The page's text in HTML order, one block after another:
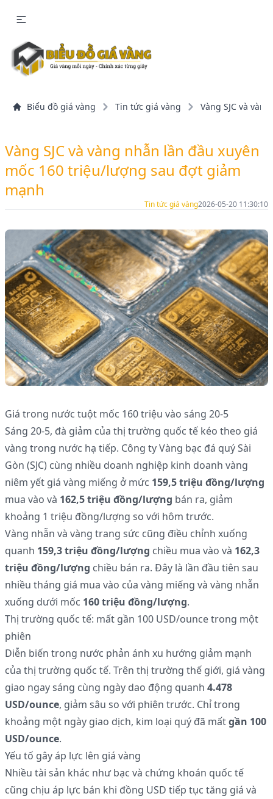
Biểu đồ giá vàng Tin tức giá vàng Vàng SJC và
Vàng SJC và vàng nhẫn lần đầu xuyên
mốc 160 triệu/lượng sau đợt giảm
mạnh
Tin tức giá vàng2026-05-20 11:30:10
Giá trong nước tuột mốc 160 triệu vào sáng 20-5
Sáng 20-5, đà giảm của thị trường quốc tế kéo theo giá
vàng trong nước hạ tiếp. Công ty Vàng bạc đá quý Sài
Gòn (SJC) cùng nhiều doanh nghiệp kinh doanh vàng
niêm yết giá vàng miếng ở mức 159,5 triệu đồng/lượng
mua vào và 162,5 triệu đồng/lượng bán ra, giảm
khoảng 1 triệu đồng/lượng so với hôm trước.
Vàng nhẫn và vàng trang sức cũng điều chỉnh xuống
quanh 159,3 triệu đồng/lượng chiều mua vào và 162,3
triệu đồng/lượng chiều bán ra. Đây là lần đầu tiên sau
nhiều tháng giá mua vào của vàng miếng và vàng nhẫn
xuống dưới mốc 160 triệu đồng/lượng.
Thị trường quốc tế: mất gần 100 USD/ounce trong một
phiên
Diễn biến trong nước phản ánh xu hướng giảm mạnh
của thị trường quốc tế. Trên thị trường thế giới, giá vàng
giao ngay sáng cùng ngày dao động quanh 4.478
USD/ounce, giảm sâu so với phiên trước. Chỉ trong
khoảng một ngày giao dịch, kim loại quý đã mấtgần 100
USD/ounce.
Yếu tố gây áp lực lên giá vàng
Nhiều tài sản khác như bạc và chứng khoán quốc tế
cũng chịu áp lực bán khi đồng USD tiếp tục tăng giá và